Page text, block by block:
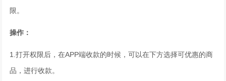
限。
操作：
1.打开权限后，在APP端收款的时候，可以在下方选择可优惠的商
品，进行收款。